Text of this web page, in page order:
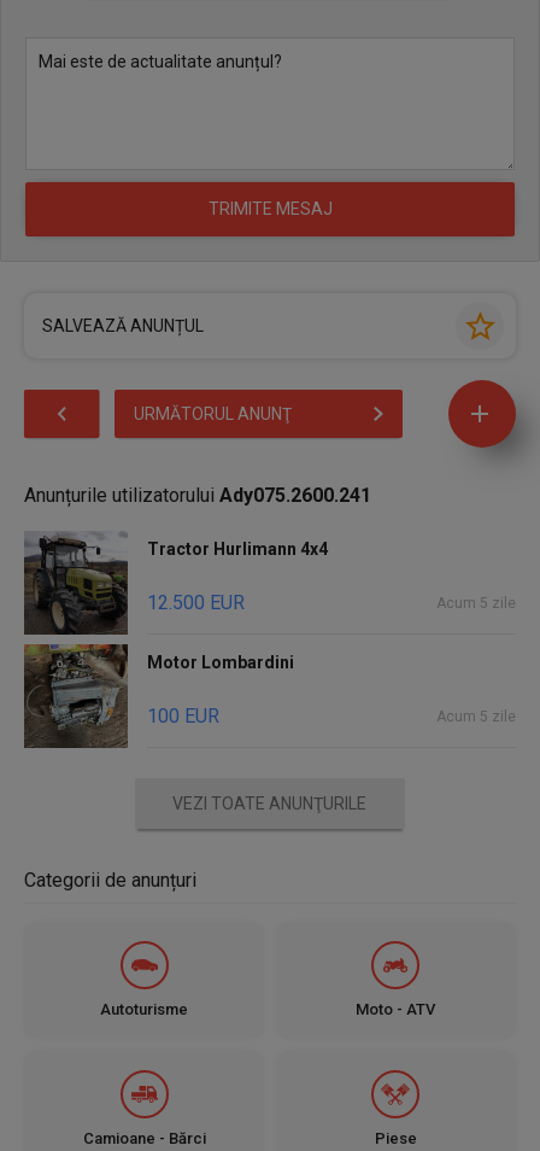
SALVEAZĂ ANUNȚUL
URMĂTORUL ANUNŢ
Anunțurile utilizatoruluiAdy075.2600.241
Tractor Hurlimann 4x4
12.500 EUR Acum 5 zile
Motor Lombardini
100 EUR Acum 5 zile
VEZI TOATE ANUNŢURILE
Categorii de anunțuri
Autoturisme Moto - ATV
Camioane - Bărci Piese